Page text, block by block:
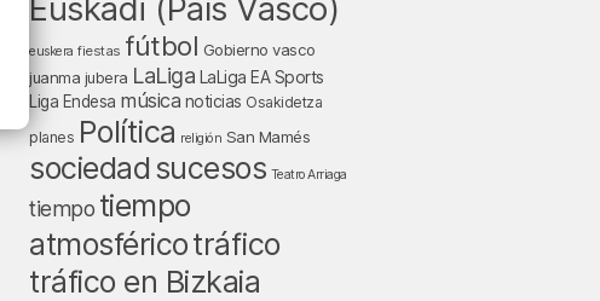
Euskadi (País Vasco)
euskera fiestas fútbol Gobierno vasco
juanma jubera LaLiga LaLiga EA Sports
Liga Endesa música noticias Osakidetza
planes Política religión San Mamés
sociedad sucesos Teatro Arriaga
tiempo tiempo
atmosféricotráfico
tráfico en Bizkaia